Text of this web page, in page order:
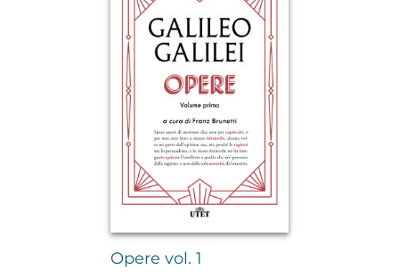
Opere vol. 1